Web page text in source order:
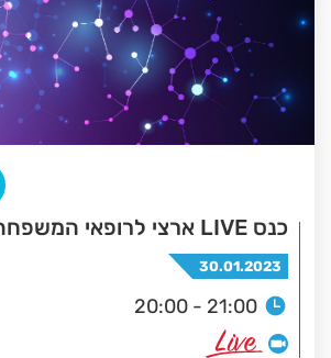
כנס LIVE ארצי לרופאי המשפחה
30.01.2023
20:00 - 21:00